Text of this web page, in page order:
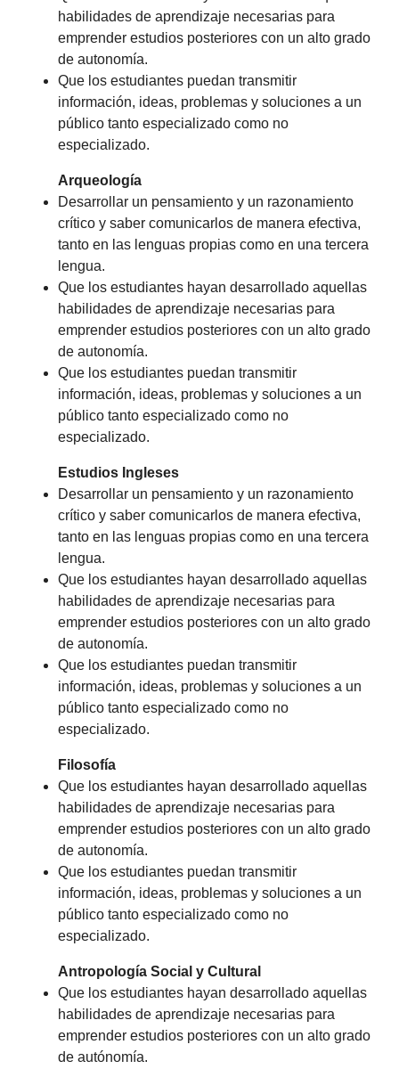
habilidades de aprendizaje necesarias para
emprender estudios posteriores con un alto grado
de autonomía.
Que los estudiantes puedan transmitir
información, ideas, problemas y soluciones a un
público tanto especializado como no
especializado.
Arqueología
Desarrollar un pensamiento y un razonamiento
crítico y saber comunicarlos de manera efectiva,
tanto en las lenguas propias como en una tercera
lengua.
Que los estudiantes hayan desarrollado aquellas
habilidades de aprendizaje necesarias para
emprender estudios posteriores con un alto grado
de autonomía.
Que los estudiantes puedan transmitir
información, ideas, problemas y soluciones a un
público tanto especializado como no
especializado.
Estudios Ingleses
Desarrollar un pensamiento y un razonamiento
crítico y saber comunicarlos de manera efectiva,
tanto en las lenguas propias como en una tercera
lengua.
Que los estudiantes hayan desarrollado aquellas
habilidades de aprendizaje necesarias para
emprender estudios posteriores con un alto grado
de autonomía.
Que los estudiantes puedan transmitir
información, ideas, problemas y soluciones a un
público tanto especializado como no
especializado.
Filosofía
Que los estudiantes hayan desarrollado aquellas
habilidades de aprendizaje necesarias para
emprender estudios posteriores con un alto grado
de autonomía.
Que los estudiantes puedan transmitir
información, ideas, problemas y soluciones a un
público tanto especializado como no
especializado.
Antropología Social y Cultural
Que los estudiantes hayan desarrollado aquellas
habilidades de aprendizaje necesarias para
emprender estudios posteriores con un alto grado
de autónomía.